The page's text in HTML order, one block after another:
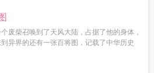
废柴召唤到了天风大陆，占据了他的身体，
异界的还有一张百将图，记载了中华历史